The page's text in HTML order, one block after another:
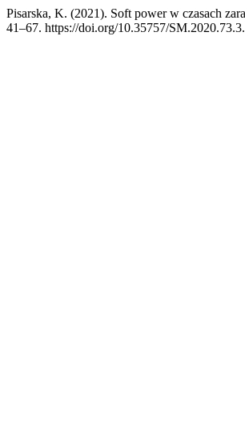
Pisarska, K. (2021). Soft power w czasach
41–67. https://doi.org/10.35757/